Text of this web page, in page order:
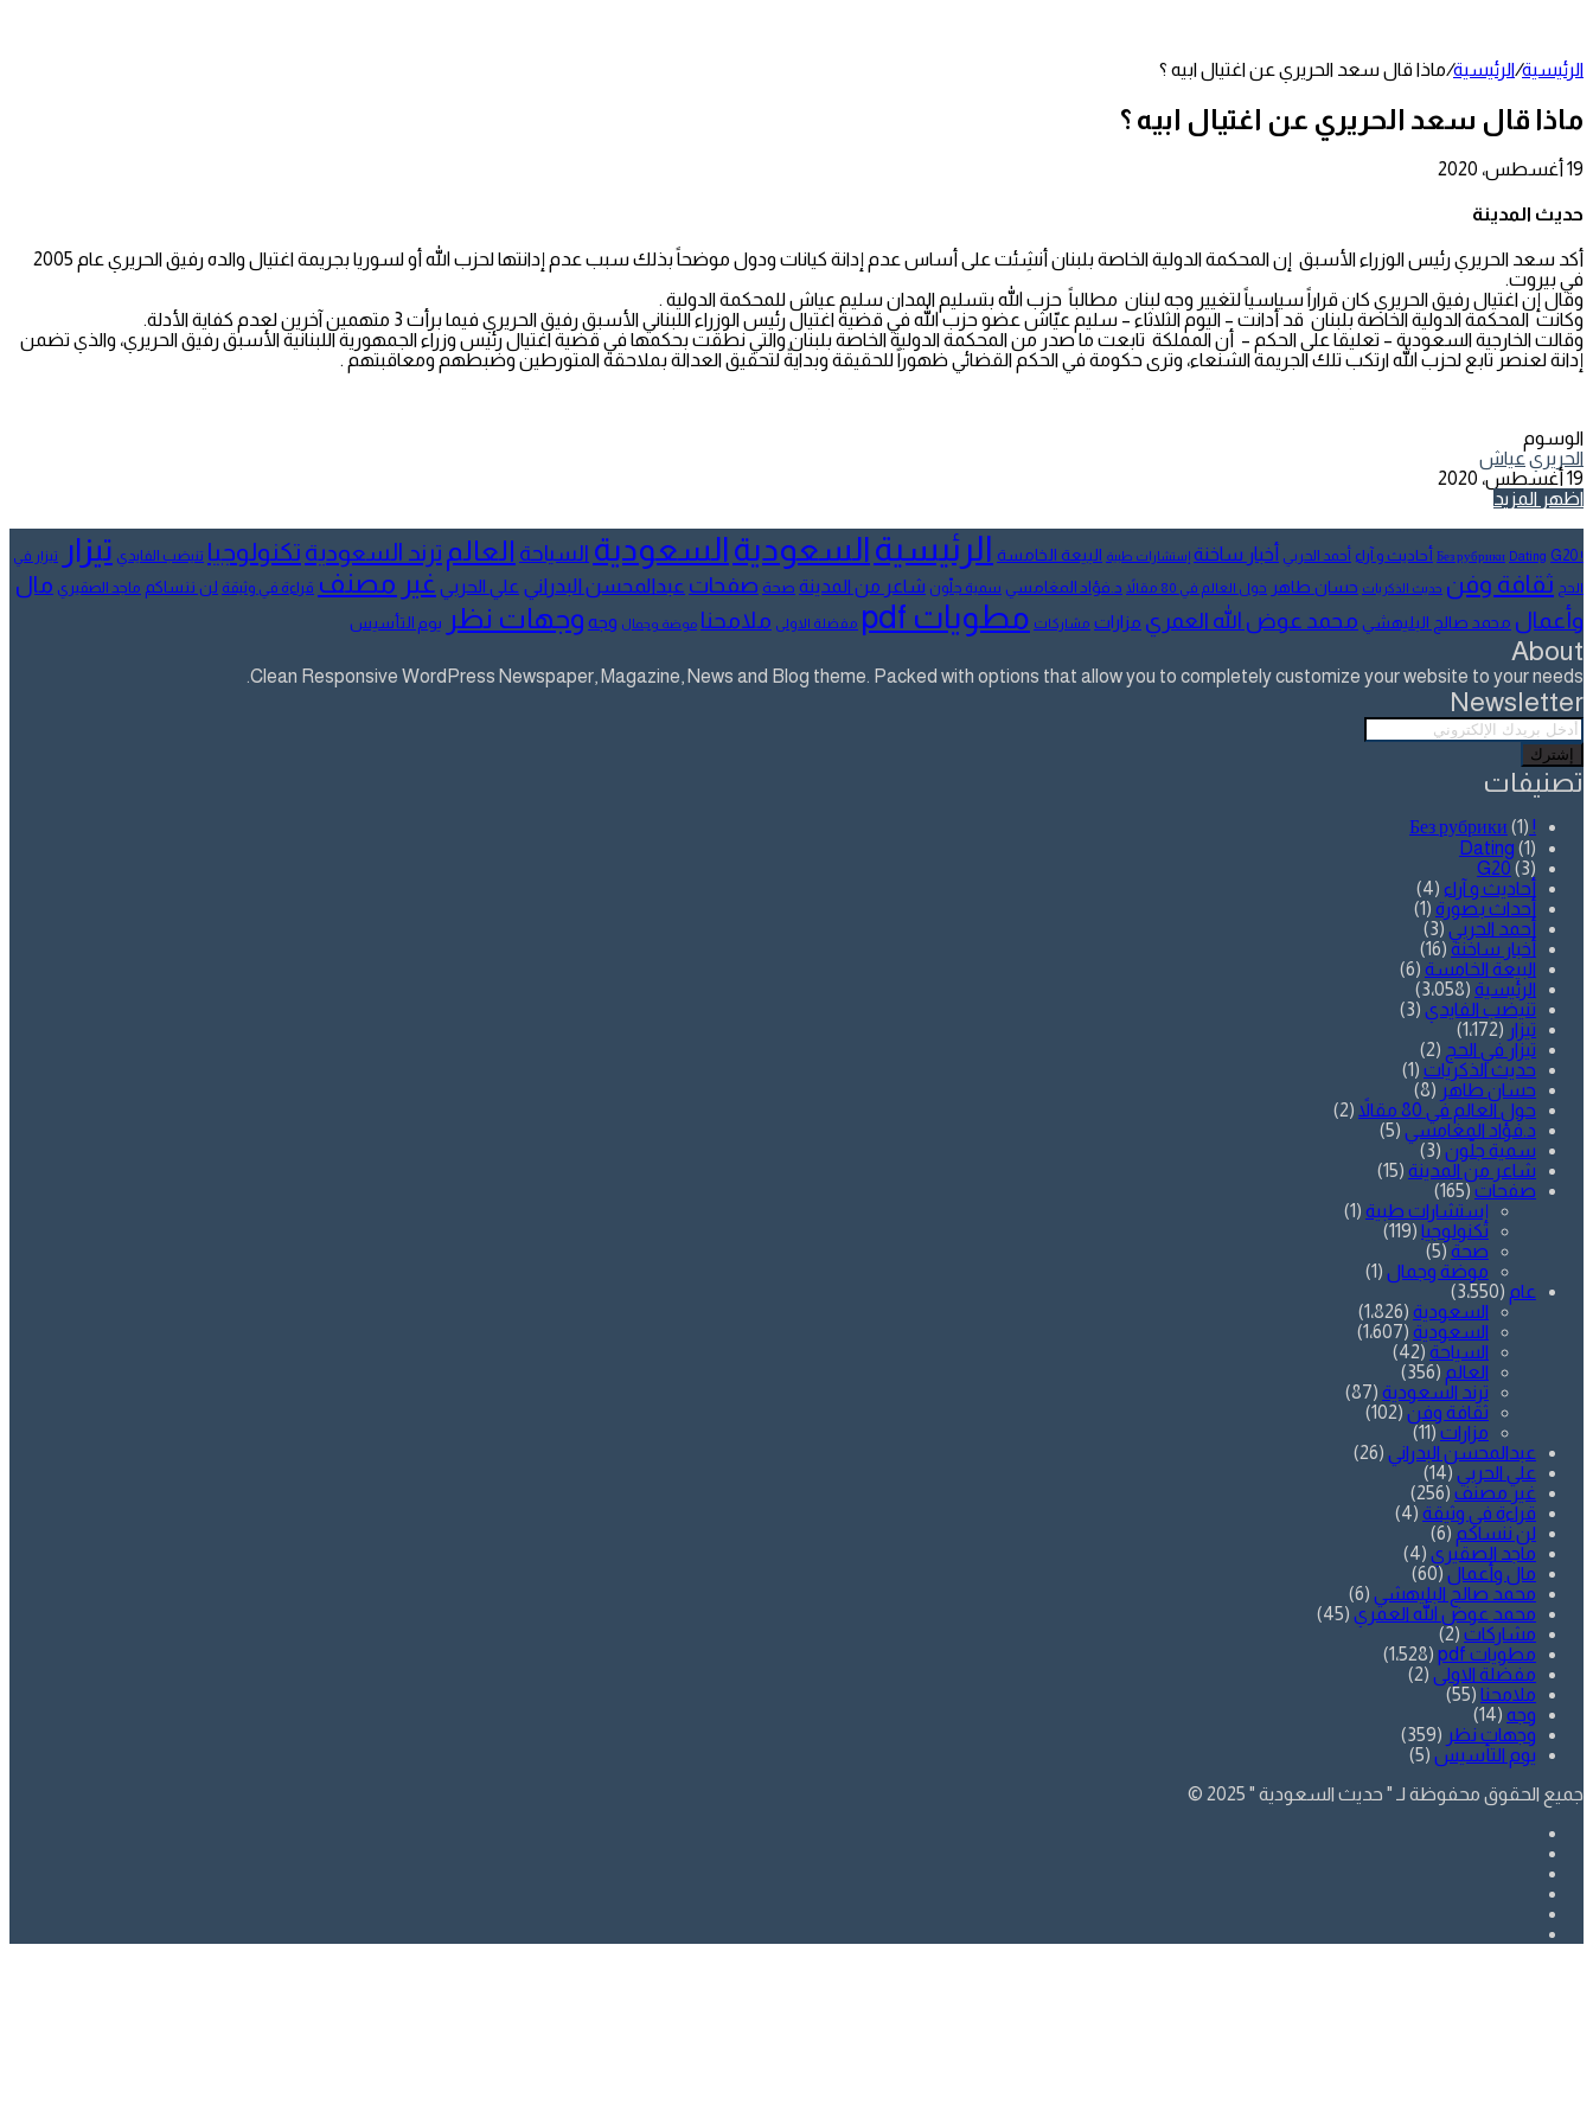
الرئيسية/الرئيسية/ماذا قال سعد الحريري عن اغتيال ابيه ؟
ماذا قال سعد الحريري عن اغتيال ابيه ؟
19 أغسطس، 2020
عبر
البريد
حديث المدينة
أكد سعد الحريري رئيس الوزراء الأسبق إن المحكمة الدولية الخاصة بلبنان أنشِئت على أساس عدم إدانة كيانات ودول موضحاً بذلك سبب عدم إدانتها لحزب الله أو لسوريا بجريمة اغتيال والده رفيق الحريري عام 2005
في بيروت.
وقال إن اغتيال رفيق الحريري كان قراراً سياسياً لتغيير وجه لبنان مطالباً حزب الله بتسليم المدان سليم عياش للمحكمة الدولية .
وكانت المحكمة الدولية الخاصة بلبنان قد أدانت – اليوم الثلاثاء – سليم عيّاش عضو حزب الله في قضية اغتيال رئيس الوزراء اللبناني الأسبق رفيق الحريري فيما برأت 3 متهمين آخرين لعدم كفاية الأدلة.
وقالت الخارجية السعودية – تعليقا على الحكم – أن المملكة تابعت ما صدر من المحكمة الدولية الخاصة بلبنان والتي نطقت بحكمها في قضية اغتيال رئيس وزراء الجمهورية اللبنانية الأسبق رفيق الحريري، والذي تضمن
إدانة لعنصر تابع لحزب الله ارتكب تلك الجريمة الشنعاء، وترى حكومة في الحكم القضائي ظهوراً للحقيقة وبدايةً لتحقيق العدالة بملاحقة المتورطين وضبطهم ومعاقبتهم .
الوسوم
الحريريعياش
19 أغسطس، 2020
فيسبوك
تويتر
لينكدإن
واتساب
تيلقرام
مشاركة
طباعة
اظهر المزيد
! Без рубрики
Dating G20 أحاديث و آراء أحمد الحربي أخبار ساخنة إستشارات طبية البيعة الخامسة الرئيسيةالسعوديةالسعودية السياحة العالم ترند السعودية تكنولوجيا تنيضب الفايدي تيزار تيزار في
الحج ثقافة وفن حديث الذكريات حسان طاهر حول العالم في 80 مقالاً د.فؤاد المغامسي سمية جلّون شاعر من المدينة صحة صفحات عبدالمحسن البدراني علي الحربي غير مصنف قراءة في وثيقة لن ننساكم ماجد الصقيري مال
وأعمال محمد صالح البليهشي محمد عوض الله العمري مزارات مشاركات مطويات pdf مفضلة الاولى ملامحنا موضة وجمال وجه وجهات نظر يوم التأسيس
About
Clean Responsive WordPress Newspaper, Magazine, News and Blog theme. Packed with options that allow you to completely customize your website to your needs.
Newsletter
أدخل
بريدك
الإلكتروني
تصنيفات
! Без рубрики
(1)
Dating (1)
G20 (3)
أحاديث و آراء (4)
أحداث بصورة (1)
أحمد الحربي (3)
أخبار ساخنة (16)
البيعة الخامسة (6)
الرئيسية (3٬058)
تنيضب الفايدي (3)
تيزار (1٬172)
تيزار في الحج (2)
حديث الذكريات (1)
حسان طاهر (8)
حول العالم في 80 مقالاً
(2)
د.فؤاد المغامسي (5)
سمية جلّون (3)
شاعر من المدينة (15)
صفحات (165)
إستشارات طبية (1)
تكنولوجيا (119)
صحة (5)
موضة وجمال (1)
عام (3٬550)
السعودية (1٬826)
السعودية (1٬607)
السياحة (42)
العالم (356)
ترند السعودية (87)
ثقافة وفن (102)
مزارات (11)
عبدالمحسن البدراني (26)
علي الحربي (14)
غير مصنف (256)
قراءة في وثيقة (4)
لن ننساكم (6)
ماجد الصقيري (4)
مال وأعمال (60)
محمد صالح البليهشي (6)
محمد عوض الله العمري (45)
مشاركات (2)
مطويات pdf
(1٬528)
مفضلة الاولى (2)
ملامحنا (55)
وجه (14)
وجهات نظر (359)
يوم التأسيس (5)
جميع الحقوق محفوظة لـ " حديث السعودية " 2025 ©